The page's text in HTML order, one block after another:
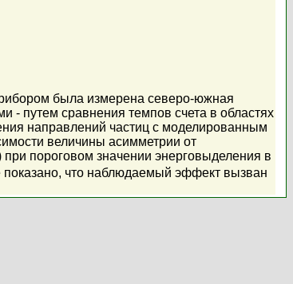
была измерена северо-южная
- путем сравнения темпов счета в областях
направлений частиц с моделированным
величины асимметрии от
при пороговом значении энерговыделения в
показано, что наблюдаемый эффект вызван